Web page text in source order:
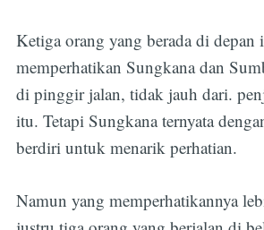
Ketiga orang yang berada di depan
memperhatikan Sungkana dan
di pinggir jalan, tidak jauh dari.
itu. Tetapi Sungkana ternyata
berdiri untuk menarik perhatian.
Namun yang memperhatikannya